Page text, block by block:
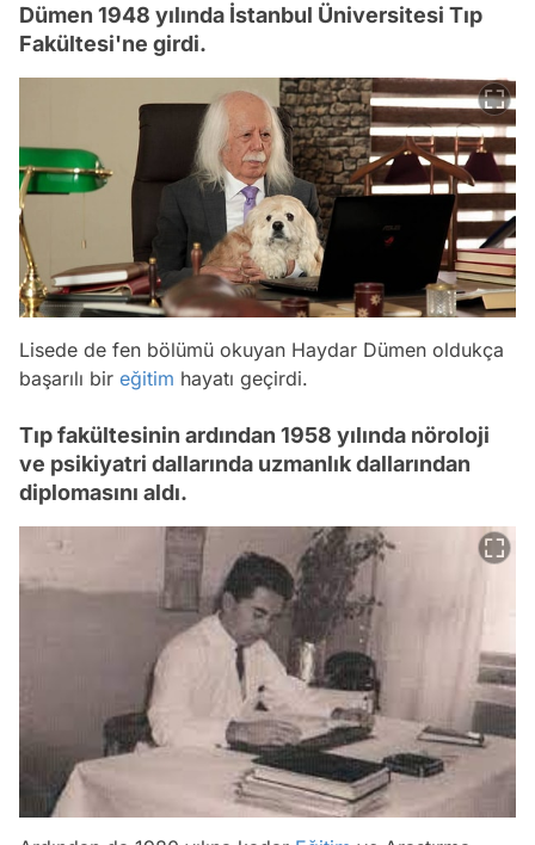
Dümen 1948 yılında İstanbul Üniversitesi Tıp
Fakültesi'ne girdi.
Lisede de fen bölümü okuyan Haydar Dümen oldukça
başarılı bir eğitim hayatı geçirdi.
Tıp fakültesinin ardından 1958 yılında nöroloji
ve psikiyatri dallarında uzmanlık dallarından
diplomasını aldı.